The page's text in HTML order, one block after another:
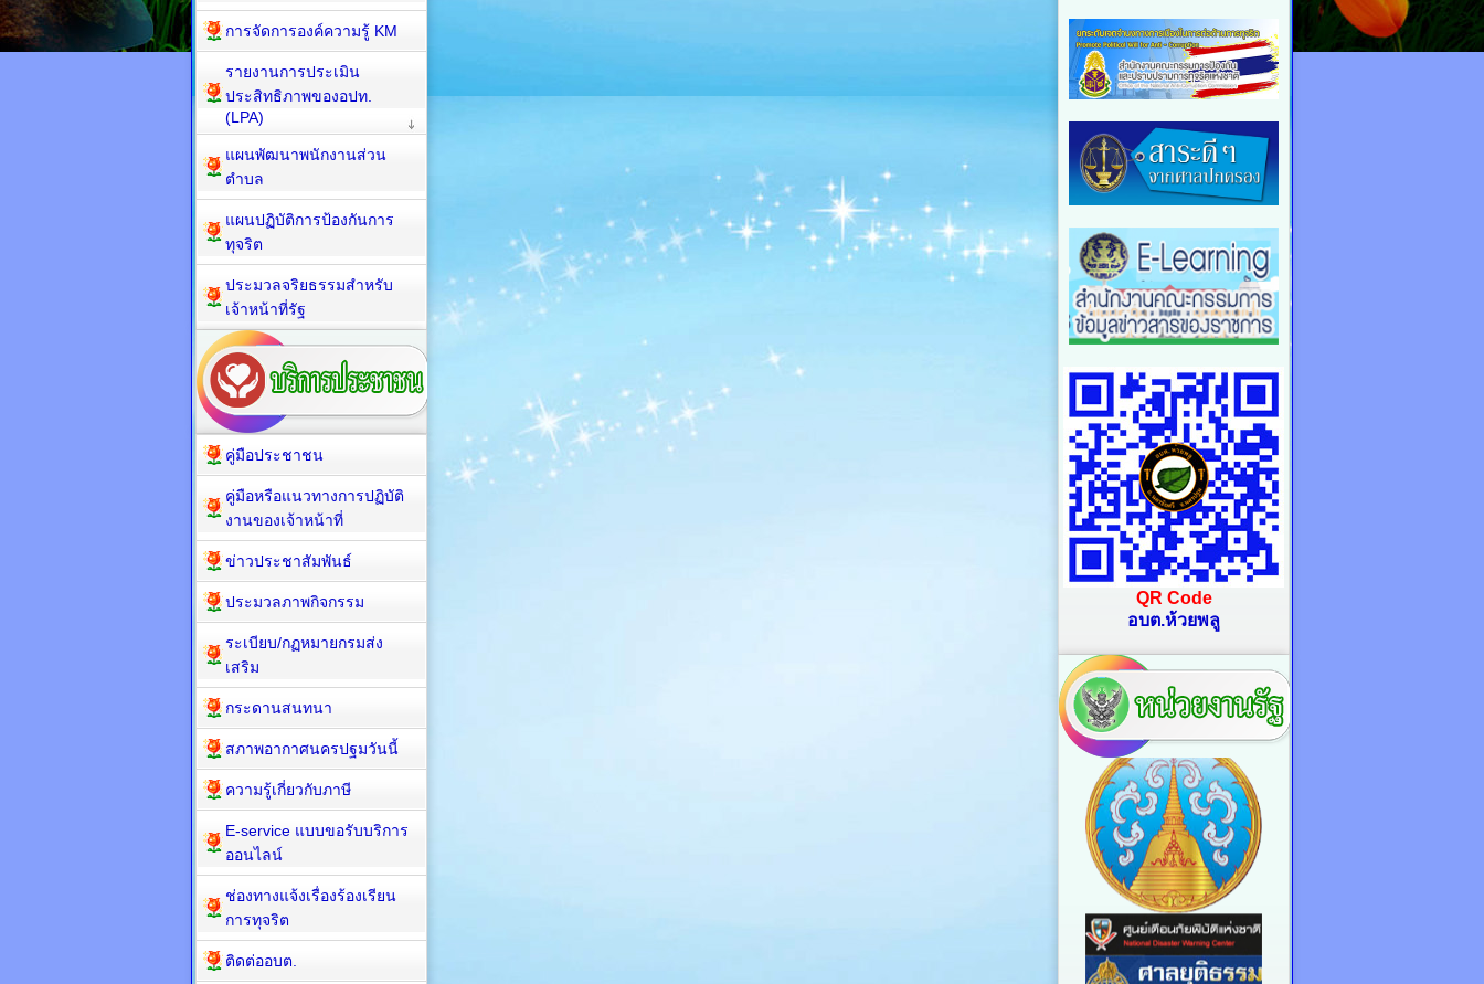
การจัดการองค์ความรู้ KM
รายงานการประเมิน
ประสิทธิภาพของอปท.
(LPA)
แผนพัฒนาพนักงานส่วน
ตำบล
แผนปฏิบัติการป้องกันการ
ทุจริต
ประมวลจริยธรรมสำหรับ
เจ้าหน้าที่รัฐ
คู่มือประชาชน
คู่มือหรือแนวทางการปฏิบัติ
งานของเจ้าหน้าที่
ข่าวประชาสัมพันธ์
ประมวลภาพกิจกรรม
ระเบียบ/กฏหมายกรมส่ง
เสริม
กระดานสนทนา
สภาพอากาศนครปฐมวันนี้
ความรู้เกี่ยวกับภาษี
E-service แบบขอรับบริการ
ออนไลน์
ช่องทางแจ้งเรื่องร้องเรียน
การทุจริต
ติดต่ออบต.
QR Code
อบต.ห้วยพลู